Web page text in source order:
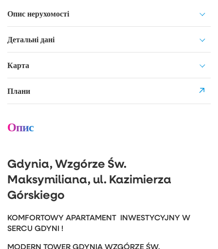
Опис нерухомості
Детальні дані
Карта
Плани
Опис
Gdynia, Wzgórze Św.
Maksymiliana, ul. Kazimierza
Górskiego
KOMFORTOWY APARTAMENT INWESTYCYJNY W
SERCU GDYNI !
MODERN TOWER GDYNIA WZGÓRZE ŚW.